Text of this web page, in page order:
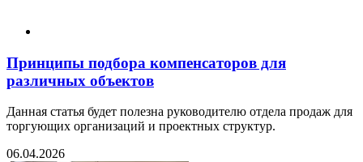
Принципы подбора компенсаторов для
различных объектов
Данная статья будет полезна руководителю отдела продаж для
торгующих организаций и проектных структур.
06.04.2026